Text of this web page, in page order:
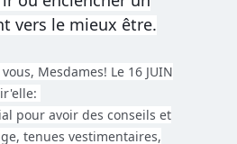
vers le mieux être.
Mesdames! Le 16 JUIN
pour avoir des conseils et
tenues vestimentaires,